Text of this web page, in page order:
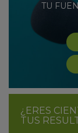
TU
¿ERES
TUS